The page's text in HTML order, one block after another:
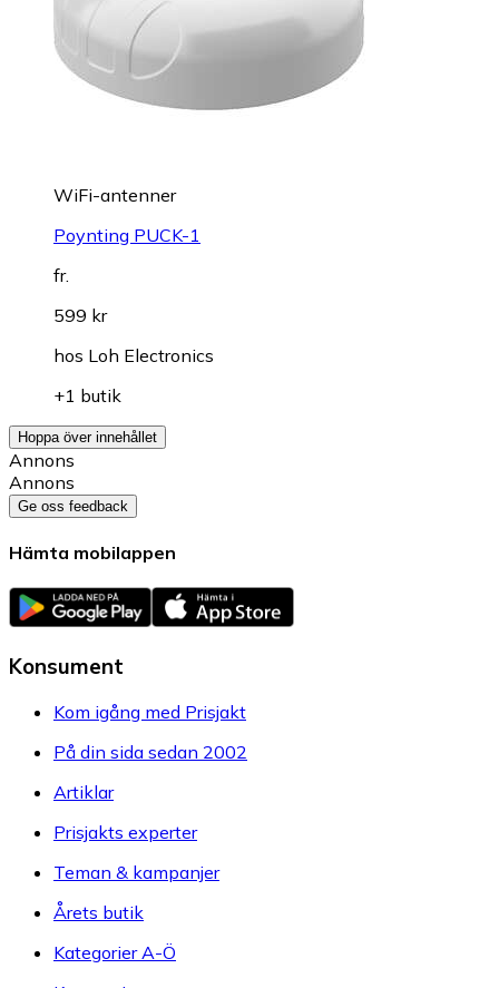
WiFi-antenner
Poynting PUCK-1
fr.
599 kr
hos Loh Electronics
+1 butik
Hoppa över innehållet
Annons
Annons
Ge oss feedback
Hämta mobilappen
Konsument
Kom igång med Prisjakt
På din sida sedan 2002
Artiklar
Prisjakts experter
Teman & kampanjer
Årets butik
Kategorier A-Ö